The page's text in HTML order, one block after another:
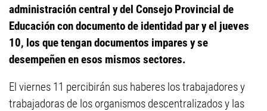
administración central y del Consejo Provincial de
Educación con documento de identidad par y el jueves
10, los que tengan documentos impares y se
desempeñen en esos mismos sectores.
El viernes 11 percibirán sus haberes los trabajadores y
trabajadoras de los organismos descentralizados y las